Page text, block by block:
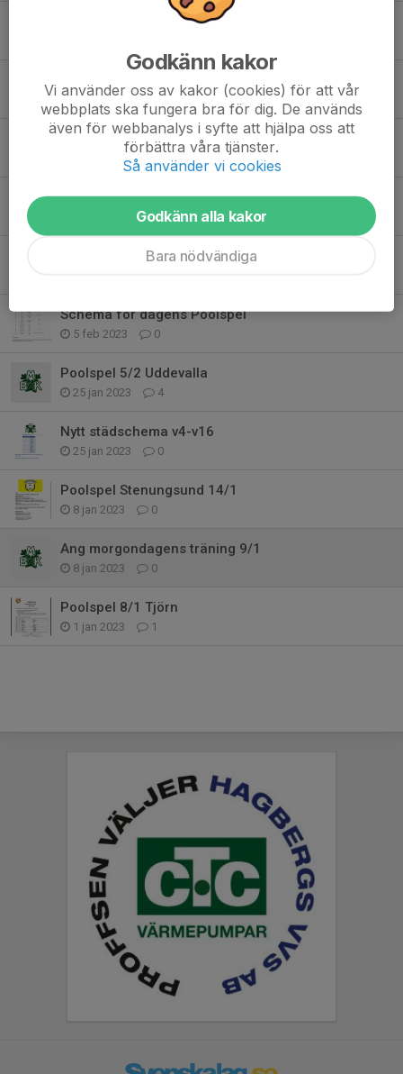
A-lagsmatch 13 oktober - Schema Kafeteria/Grill
9 sep 2023 2
Uppstartscamp 19-20/8
13 aug 2023
Poolspel 22 april, Skogs
0
Spelschema Billys Cup
Schema för dagens Poolspel
5 feb 2023 0
Poolspel 5/2 Uddevalla
25 jan 2023 4
Nytt städschema v4-v16
25 jan 2023 0
Poolspel Stenungsund 14/1
8 jan 2023 0
Ang morgondagens träning 9/1
8 jan 2023 0
Poolspel 8/1 Tjörn
1 jan 2023 1
Godkänn kakor
Vi använder oss av kakor (cookies) för att vår
webbplats ska fungera bra för dig. De används
även för webbanalys i syfte att hjälpa oss att
förbättra våra tjänster.
Så använder vi cookies
Godkänn alla kakor
Bara nödvändiga